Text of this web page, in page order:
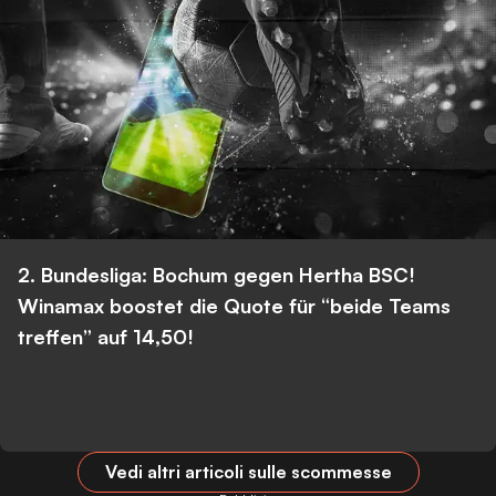
2. Bundesliga: Bochum gegen Hertha BSC!
Winamax boostet die Quote für “beide Teams
treffen” auf 14,50!
Vedi altri articoli sulle scommesse